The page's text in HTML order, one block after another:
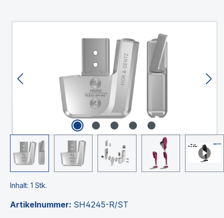
Inhalt: 1 Stk.
Artikelnummer: SH4245-R/ST